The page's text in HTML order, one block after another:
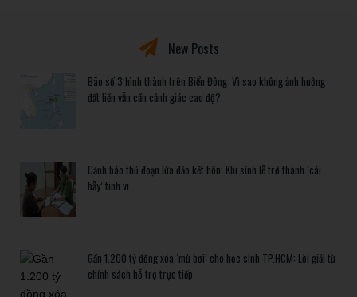
New Posts
Bão số 3 hình thành trên Biển Đông: Vì sao không ảnh hưởng
đất liền vẫn cần cảnh giác cao độ?
Cảnh báo thủ đoạn lừa đảo kết hôn: Khi sính lễ trở thành ‘cái
bẫy’ tinh vi
Gần 1.200 tỷ đồng xóa ‘mù bơi’ cho học sinh TP.HCM: Lời giải từ
chính sách hỗ trợ trực tiếp